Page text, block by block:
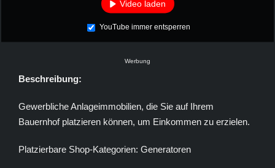
Video laden
YouTube immer entsperren
Werbung
Beschreibung:
Gewerbliche Anlageimmobilien, die Sie auf Ihrem
Bauernhof platzieren können, um Einkommen zu erzielen.
Platzierbare Shop-Kategorien: Generatoren